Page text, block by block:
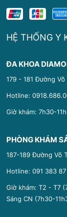
HỆ THỐNG Y
ĐA KHOA
179 - 181 Đường
Hotline:
Giờ khám: 7h30-
PHÒNG KHÁM
187-189 Đường Võ
Hotline:091 383
Giờ khám: T2 - T7
Sáng CN (7h30-